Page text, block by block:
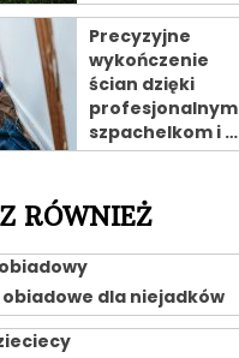
Precyzyjne
wykończenie
ścian dzięki
profesjonalnym
szpachelkom i …
RÓWNIEŻ
dla niejadków